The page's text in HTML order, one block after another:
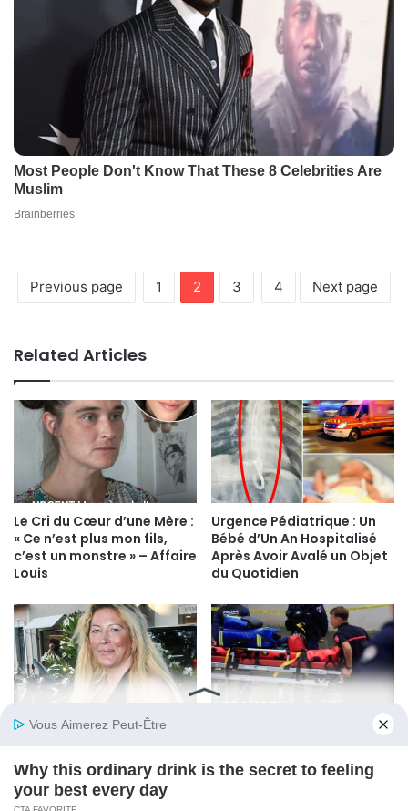
Previous page 1 2 3 4 Next page
Related Articles
Le Cri du Cœur d’une Mère :
« Ce n’est plus mon fils,
c’est un monstre » – Affaire
Louis
Urgence Pédiatrique : Un
Bébé d’Un An Hospitalisé
Après Avoir Avalé un Objet
du Quotidien
Mort de Loana : l’enquête
criminelle se précise
décède après une
altercation, une enquête